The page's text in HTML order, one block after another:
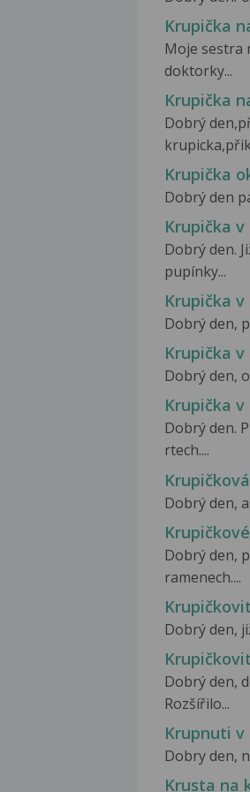
Krupička
Moje sestra
doktorky...
Krupička
Dobrý
Krupička
Dobrý den
Krupička
Dobrý den.
pupínky...
Krupička
Dobrý den,
Krupička
Dobrý den,
Krupička
Dobrý den.
rtech....
Dobrý den,
Dobrý den,
ramenech....
Dobrý den,
Dobrý den,
Rozšířilo...
Krupnuti v
Dobry den,
Krusta na